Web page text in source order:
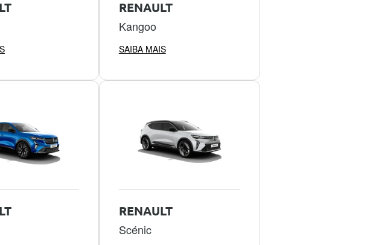
RENAULT
Kangoo
SAIBA MAIS
RENAULT
Scénic